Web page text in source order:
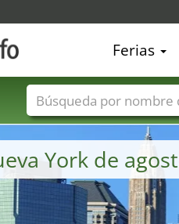
York de
Ferias
Nombres de ferias